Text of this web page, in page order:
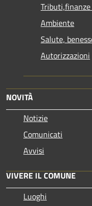
Ambiente
Salute,
Autorizzazioni
NOVITÀ
Notizie
Comunicati
Avvisi
VIVERE IL COMUNE
Luoghi